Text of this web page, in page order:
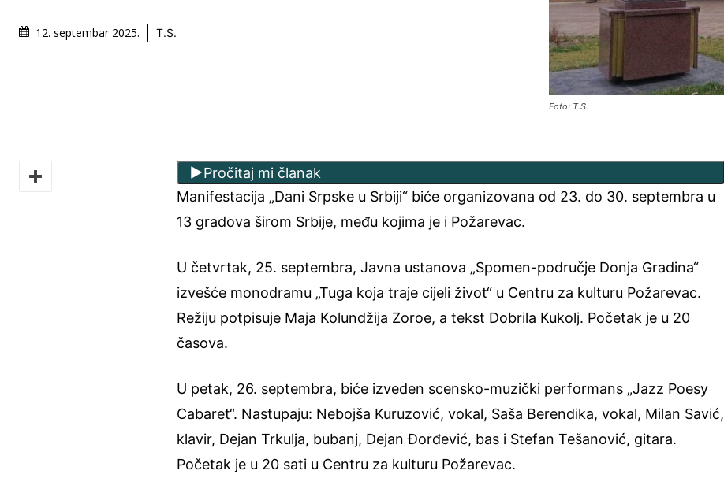
12. septembar 2025. T.S.
Foto: T.S.
Pročitaj mi članak
Manifestacija „Dani Srpske u Srbiji“ biće organizovana od 23. do 30. septembra u
13 gradova širom Srbije, među kojima je i Požarevac.
U četvrtak, 25. septembra, Javna ustanova „Spomen-područje Donja Gradina“
izvešće monodramu „Tuga koja traje cijeli život“ u Centru za kulturu Požarevac.
Režiju potpisuje Maja Kolundžija Zoroe, a tekst Dobrila Kukolj. Početak je u 20
časova.
U petak, 26. septembra, biće izveden scensko-muzički performans „Jazz Poesy
Cabaret“. Nastupaju: Nebojša Kuruzović, vokal, Saša Berendika, vokal, Milan Savić,
klavir, Dejan Trkulja, bubanj, Dejan Đorđević, bas i Stefan Tešanović, gitara.
Početak je u 20 sati u Centru za kulturu Požarevac.